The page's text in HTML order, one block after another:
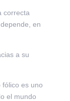
correcta
en
a su
fólico es uno
el mundo